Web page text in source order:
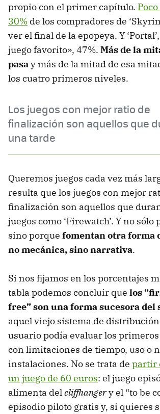
propio con el primer capítulo.
30% de los compradores de
ver el final de la epopeya. Y
juego favorito», 47%. Más de la
pasa y más de la mitad de esa
los cuatro primeros niveles.
Los juegos con mejor ratio de
finalización son aquellos que
una tarde
Queremos juegos cada vez más
resulta que los juegos con mejor
finalización son aquellos que
juegos como ‘Firewatch’. Y no
sino porque fomentan otra forma
no mecánica, sino narrativa.
Si nos fijamos en los porcentajes
tabla podemos concluir que los
free” son una forma sucesora del
aquel viejo sistema de
usuario podía evaluar los primeros
con limitaciones de tiempo, uso o
instalaciones. No se trata de partir
un juego de 60 euros: el juego
alimenta del cliffhangery el “to be
episodio piloto gratis y, si quieres